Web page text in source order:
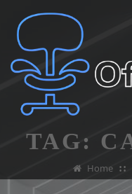
content
TAG:
Home